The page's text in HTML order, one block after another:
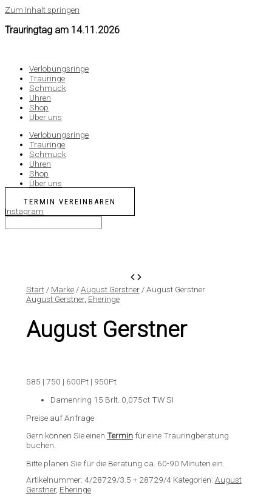
Zum Inhalt springen
Trauringtag am 14.11.2026
Verlobungsringe
Trauringe
Schmuck
Uhren
Shop
Über uns
Verlobungsringe
Trauringe
Schmuck
Uhren
Shop
Über uns
TERMIN VEREINBAREN
Instagram
Start/ Marke/August Gerstner/ August Gerstner
August Gerstner, Eheringe
August Gerstner
585 | 750 | 600Pt | 950Pt
Damenring 15 Brlt. 0,075ct TW SI
Preise auf Anfrage
Gern können Sie einen Terminfür eine Trauringberatung
buchen.
Bitte planen Sie für die Beratung ca. 60-90 Minuten ein.
Artikelnummer: 4/28729/3.5 + 28729/4 Kategorien: August
Gerstner, Eheringe